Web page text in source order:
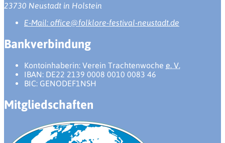
23730 Neustadt in Holstein
E-Mail: office@folklore-festival-neustadt.de
Bankverbindung
Kontoinhaberin: Verein Trachtenwoche e. V.
IBAN: DE22 2139 0008 0010 0083 46
BIC: GENODEF1NSH
Mitgliedschaften